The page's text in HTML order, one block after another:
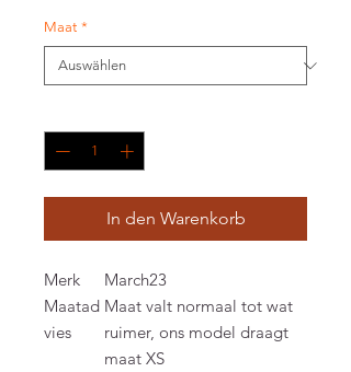
Maat *
In den Warenkorb
Merk
March23
Maatad
vies
Maat valt normaal tot wat
ruimer, ons model draagt
maat XS